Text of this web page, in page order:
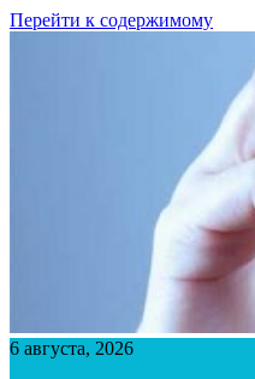
Перейти к содержимому
6 августа, 2026